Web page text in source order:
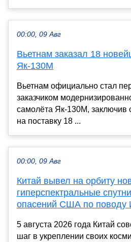
00:00, 09 Авг
Вьетнам заказал 18
Як-130М
Вьетнам официально стал
заказчиком
самолёта Як-130М, заключив
на поставку 18 ...
00:00, 09 Авг
Китай вывел на орбиту
гиперспектральные
опасений США по поводу
5 августа 2026 года Китай
шаг в укреплении своих